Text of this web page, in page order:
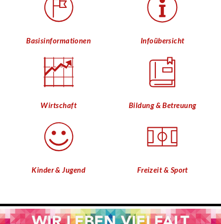
Basisinformationen Infoübersicht
Wirtschaft Bildung & Betreuung
Kinder & Jugend Freizeit & Sport